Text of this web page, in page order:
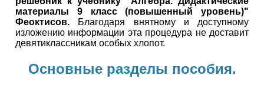
материалы 9 класс (повышенный уровень)"
Феоктисов. Благодаря внятному и доступному
изложению информации эта процедура не доставит
девятиклассникам особых хлопот.
Основные разделы пособия.